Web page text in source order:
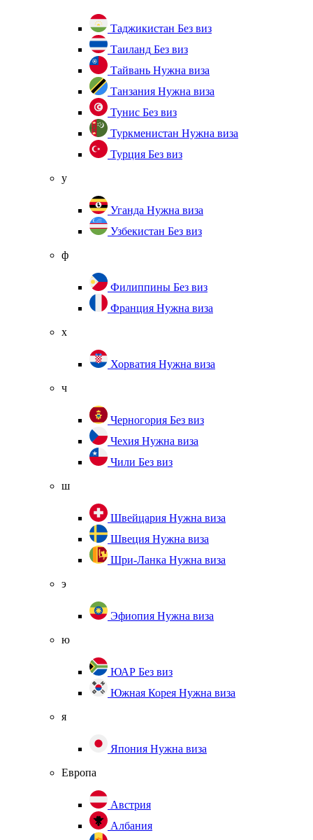
Таджикистан Без виз
Таиланд Без виз
Тайвань Нужна виза
Танзания Нужна виза
Тунис Без виз
Туркменистан Нужна виза
Турция Без виз
у
Уганда Нужна виза
Узбекистан Без виз
ф
Филиппины Без виз
Франция Нужна виза
х
Хорватия Нужна виза
ч
Черногория Без виз
Чехия Нужна виза
Чили Без виз
ш
Швейцария Нужна виза
Швеция Нужна виза
Шри-Ланка Нужна виза
э
Эфиопия Нужна виза
ю
ЮАР Без виз
Южная Корея Нужна виза
я
Япония Нужна виза
Европа
Австрия
Албания